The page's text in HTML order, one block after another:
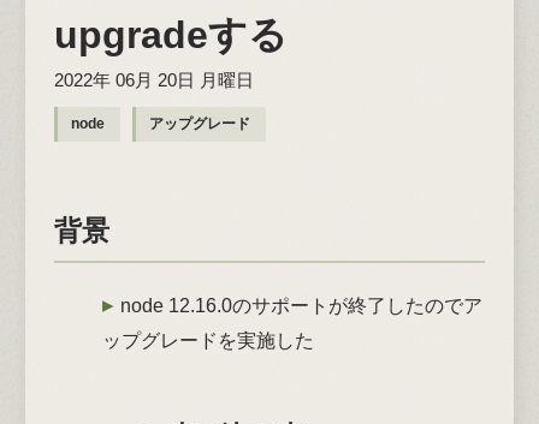
upgradeする
2022年 06月 20日 月曜日
node アップグレード
背景
node 12.16.0のサポートが終了したのでア
ップグレードを実施した